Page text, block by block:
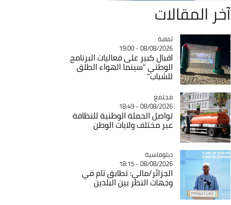
آخر المقالات
Catégorie
ثقافة
08/08/2026 - 19:00
اقبال كبير على فعاليات البرنامج
الوطني "سينما الهواء الطلق
للشباب"
Catégorie
مجتمع
08/08/2026 - 18:49
تواصل الحملة الوطنية للنظافة
عبر مختلف ولايات الوطن
Catégorie
دبلوماسية
08/08/2026 - 18:15
الجزائر/مالي: تطابق تام في
وجهات النظر بين البلدين